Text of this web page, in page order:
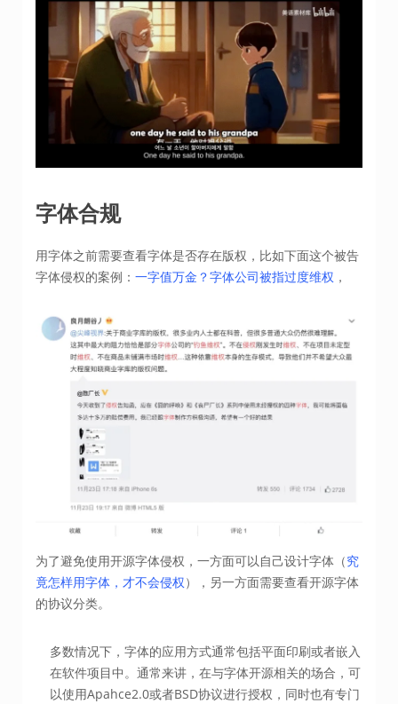
字体合规
用字体之前需要查看字体是否存在版权，比如下面这个被告
字体侵权的案例： 一字值万金？字体公司被指过度维权 ，
为了避免使用开源字体侵权，一方面可以自己设计字体（究
竟怎样用字体，才不会侵权），另一方面需要查看开源字体
的协议分类。
多数情况下，字体的应用方式通常包括平面印刷或者嵌入
在软件项目中。通常来讲，在与字体开源相关的场合，可
以使用Apahce2.0或者BSD协议进行授权，同时也有专门